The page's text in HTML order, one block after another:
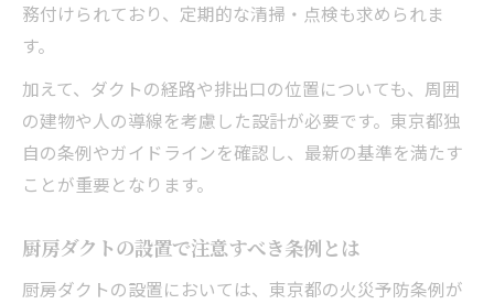
務付けられており、定期的な清掃・点検も求められま
す。
加えて、ダクトの経路や排出口の位置についても、周囲
の建物や人の導線を考慮した設計が必要です。東京都独
自の条例やガイドラインを確認し、最新の基準を満たす
ことが重要となります。
厨房ダクトの設置で注意すべき条例とは
厨房ダクトの設置においては、東京都の火災予防条例が